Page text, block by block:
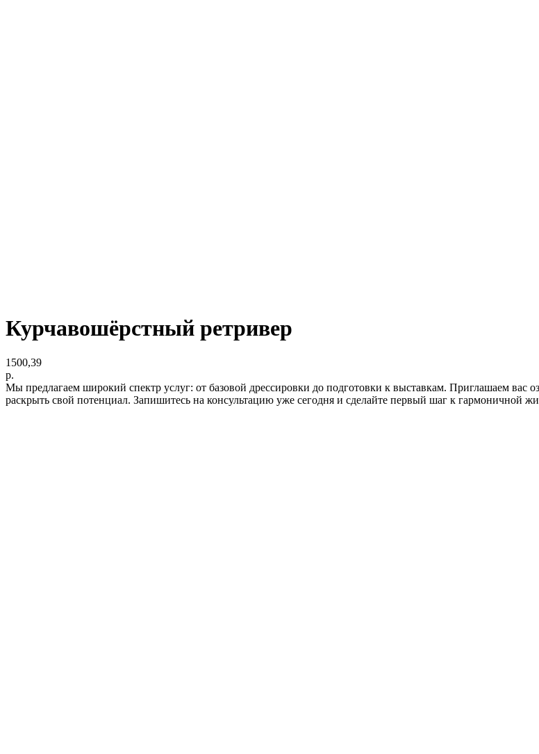
Курчавошёрстный ретривер
1500,39
р.
Мы предлагаем широкий спектр услуг: от базовой дрессировки до подготовки к выставкам. Приглашаем
раскрыть свой потенциал. Запишитесь на консультацию уже сегодня и сделайте первый шаг к гармоничной